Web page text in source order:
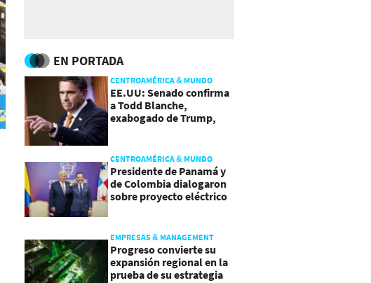
EN PORTADA
CENTROAMÉRICA & MUNDO
EE.UU: Senado confirma
a Todd Blanche,
exabogado de Trump,
CENTROAMÉRICA & MUNDO
Presidente de Panamá y
de Colombia dialogaron
sobre proyecto eléctrico
EMPRESAS & MANAGEMENT
Progreso convierte su
expansión regional en la
prueba de su estrategia